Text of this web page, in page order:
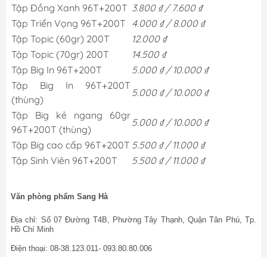
Tập Đồng Xanh 96T+200T 3.800 ₫ / 7.600 ₫
Tập Triển Vọng 96T+200T 4.000 ₫ / 8.000 ₫
Tập Topic (60gr) 200T
12.000 ₫
Tập Topic (70gr) 200T
14.500 ₫
Tập Big In 96T+200T
5.000 ₫ / 10.000 ₫
Tập Big In 96T+200T
(thùng)
5.000 ₫ / 10.000 ₫
Tập Big kẻ ngang 60gr
96T+200T (thùng)
5.000 ₫ / 10.000 ₫
Tập Big cao cấp 96T+200T 5.500 ₫ / 11.000 ₫
Tập Sinh Viên 96T+200T
5.500 ₫ / 11.000 ₫
Văn phòng phẩm Sang Hà
Địa chỉ: Số 07 Đường T4B, Phường Tây Thạnh, Quận Tân Phú, Tp.
Hồ Chí Minh
Điện thoại: 08-38.123.011- 093.80.80.006